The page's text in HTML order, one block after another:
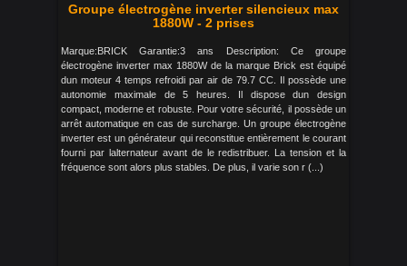
Groupe électrogène inverter silencieux max
1880W - 2 prises
Marque:BRICK Garantie:3 ans Description: Ce groupe
électrogène inverter max 1880W de la marque Brick est équipé
dun moteur 4 temps refroidi par air de 79.7 CC. Il possède une
autonomie maximale de 5 heures. Il dispose dun design
compact, moderne et robuste. Pour votre sécurité, il possède un
arrêt automatique en cas de surcharge. Un groupe électrogène
inverter est un générateur qui reconstitue entièrement le courant
fourni par lalternateur avant de le redistribuer. La tension et la
fréquence sont alors plus stables. De plus, il varie son r (...)